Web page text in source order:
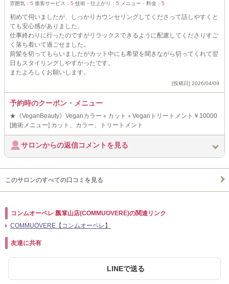
雰囲気： 5 接客サービス： 5 技術・仕上がり： 5 メニュー・料金： 5
初めて伺いましたが、しっかりカウンセリングしてくださって話しやすくと
ても安心感がありました。
仕事終わりに行ったのですがリラックスできるように配慮してくださりすご
く落ち着いて過ごせました。
前髪を切ってもらいましたがカット中にも希望を聞きながら切ってくれて翌
日もスタイリングしやすかったです。
またよろしくお願いします。
[投稿日] 2026/04/09
予約時のクーポン・メニュー
★《VeganBeauty》Veganカラー＋カット＋Veganトリートメント￥10000
[施術メニュー] カット、カラー、トリートメント
サロンからの返信コメントを見る
このサロンのすべての口コミを見る
コンムオーベレ 瓢箪山店(COMMUOVERE)の関連リンク
COMMUOVERE【コンムオーベレ】
友達に共有
LINEで送る